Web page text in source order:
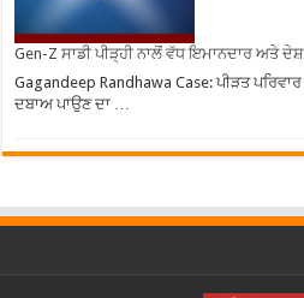
Gen-Z ਸਾਡੀ ਪੀੜ੍ਹੀ ਨਾਲੋਂ ਵੱਧ ਇਮਾਨਦਾਰ ਅਤੇ
Gagandeep Randhawa Case: ਪੀੜਤ
ਦਬਾਅ ਪਾਉਣ ਦਾ …